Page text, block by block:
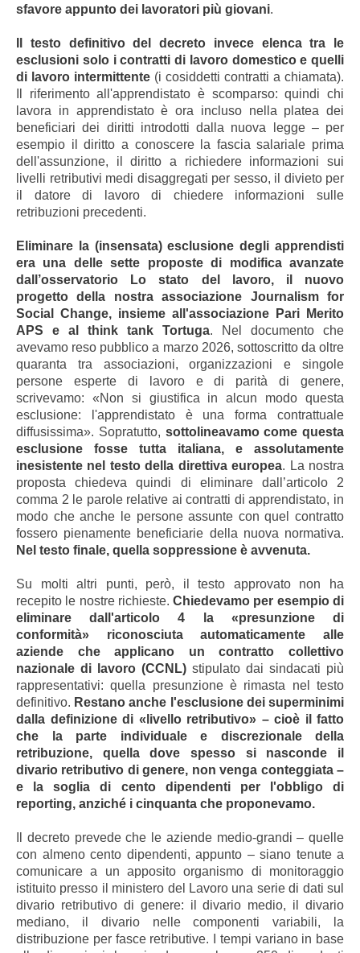
sfavore appunto dei lavoratori più giovani.
Il testo definitivo del decreto invece elenca tra le
esclusioni solo i contratti di lavoro domestico e quelli
di lavoro intermittente (i cosiddetti contratti a chiamata).
Il riferimento all'apprendistato è scomparso: quindi chi
lavora in apprendistato è ora incluso nella platea dei
beneficiari dei diritti introdotti dalla nuova legge – per
esempio il diritto a conoscere la fascia salariale prima
dell'assunzione, il diritto a richiedere informazioni sui
livelli retributivi medi disaggregati per sesso, il divieto per
il datore di lavoro di chiedere informazioni sulle
retribuzioni precedenti.
Eliminare la (insensata) esclusione degli apprendisti
era una delle sette proposte di modifica avanzate
dall’osservatorio Lo stato del lavoro, il nuovo
progetto della nostra associazione Journalism for
Social Change, insieme all'associazione Pari Merito
APS e al think tank Tortuga. Nel documento che
avevamo reso pubblico a marzo 2026, sottoscritto da oltre
quaranta tra associazioni, organizzazioni e singole
persone esperte di lavoro e di parità di genere,
scrivevamo: «Non si giustifica in alcun modo questa
esclusione: l'apprendistato è una forma contrattuale
diffusissima». Sopratutto, sottolineavamo come questa
esclusione fosse tutta italiana, e assolutamente
inesistente nel testo della direttiva europea. La nostra
proposta chiedeva quindi di eliminare dall’articolo 2
comma 2 le parole relative ai contratti di apprendistato, in
modo che anche le persone assunte con quel contratto
fossero pienamente beneficiarie della nuova normativa.
Nel testo finale, quella soppressione è avvenuta.
Su molti altri punti, però, il testo approvato non ha
recepito le nostre richieste.Chiedevamo per esempio di
eliminare dall'articolo 4 la «presunzione di
conformità» riconosciuta automaticamente alle
aziende che applicano un contratto collettivo
nazionale di lavoro (CCNL) stipulato dai sindacati più
rappresentativi: quella presunzione è rimasta nel testo
definitivo. Restano anche l'esclusione dei superminimi
dalla definizione di «livello retributivo» – cioè il fatto
che la parte individuale e discrezionale della
retribuzione, quella dove spesso si nasconde il
divario retributivo di genere, non venga conteggiata –
e la soglia di cento dipendenti per l'obbligo di
reporting, anziché i cinquanta che proponevamo.
Il decreto prevede che le aziende medio-grandi – quelle
con almeno cento dipendenti, appunto – siano tenute a
comunicare a un apposito organismo di monitoraggio
istituito presso il ministero del Lavoro una serie di dati sul
divario retributivo di genere: il divario medio, il divario
mediano, il divario nelle componenti variabili, la
distribuzione per fasce retributive. I tempi variano in base